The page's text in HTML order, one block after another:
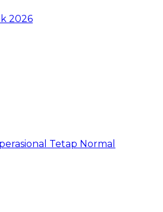
2026
Tetap Normal